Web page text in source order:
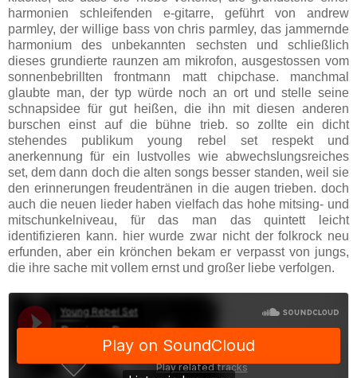
harmonien schleifenden e-gitarre, geführt von andrew
parmley, der willige bass von chris parmley, das jammernde
harmonium des unbekannten sechsten und schließlich
dieses grundierte raunzen am mikrofon, ausgestossen vom
sonnenbebrillten frontmann matt chipchase. manchmal
glaubte man, der typ würde noch an ort und stelle seine
schnapsidee für gut heißen, die ihn mit diesen anderen
burschen einst auf die bühne trieb. so zollte ein dicht
stehendes publikum young rebel set respekt und
anerkennung für ein lustvolles wie abwechslungsreiches
set, dem dann doch die alten songs besser standen, weil sie
den erinnerungen freudentränen in die augen trieben. doch
auch die neuen lieder haben vielfach das hohe mitsing- und
mitschunkelniveau, für das man das quintett leicht
identifizieren kann. hier wurde zwar nicht der folkrock neu
erfunden, aber ein krönchen bekam er verpasst von jungs,
die ihre sache mit vollem ernst und großer liebe verfolgen.